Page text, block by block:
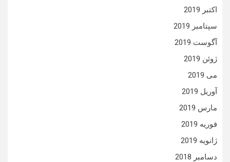
اکتبر 2019
سپتامبر 2019
آگوست 2019
ژوئن 2019
می 2019
آوریل 2019
مارس 2019
فوریه 2019
ژانویه 2019
دسامبر 2018